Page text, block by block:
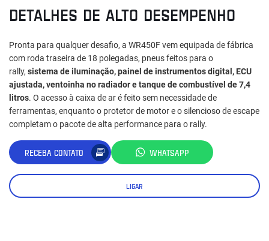
DETALHES DE ALTO DESEMPENHO
Pronta para qualquer desafio, a WR450F vem equipada de fábrica
com roda traseira de 18 polegadas, pneus feitos para o
rally, sistema de iluminação, painel de instrumentos digital, ECU
ajustada, ventoinha no radiador e tanque de combustível de 7,4
litros. O acesso à caixa de ar é feito sem necessidade de
ferramentas, enquanto o protetor de motor e o silencioso de escape
completam o pacote de alta performance para o rally.
RECEBA CONTATO WHATSAPP
LIGAR